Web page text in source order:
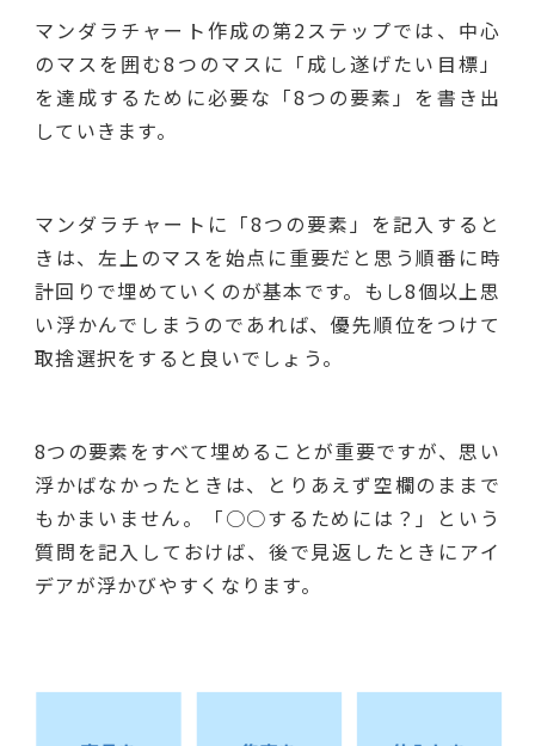
マンダラチャート作成の第2ステップでは、中心
のマスを囲む8つのマスに「成し遂げたい目標」
を達成するために必要な「8つの要素」を書き出
していきます。
マンダラチャートに「8つの要素」を記入すると
きは、左上のマスを始点に重要だと思う順番に時
計回りで埋めていくのが基本です。もし8個以上思
い浮かんでしまうのであれば、優先順位をつけて
取捨選択をすると良いでしょう。
8つの要素をすべて埋めることが重要ですが、思い
浮かばなかったときは、とりあえず空欄のままで
もかまいません。「○○するためには？」という
質問を記入しておけば、後で見返したときにアイ
デアが浮かびやすくなります。